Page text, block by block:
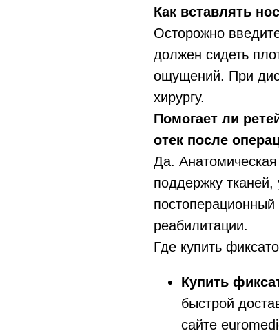
Как вставлять
Осторожно
должен сидеть
ощущений. При
хирургу.
Помогает ли
отек после
Да. Анатомическая
поддержку
постоперационный
реабилитации.
Где купить
Купить
быстрой
сайте